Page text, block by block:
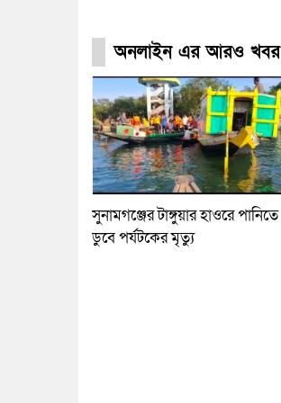
অনলাইন এর আরও খবর
সুনামগঞ্জের টাঙ্গুয়ার হাওরে পানিতে
ডুবে পর্যটকের মৃত্যু